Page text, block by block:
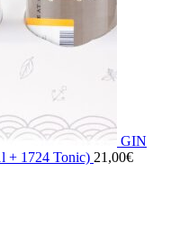
GIN
+ 1724 Tonic) 21,00€